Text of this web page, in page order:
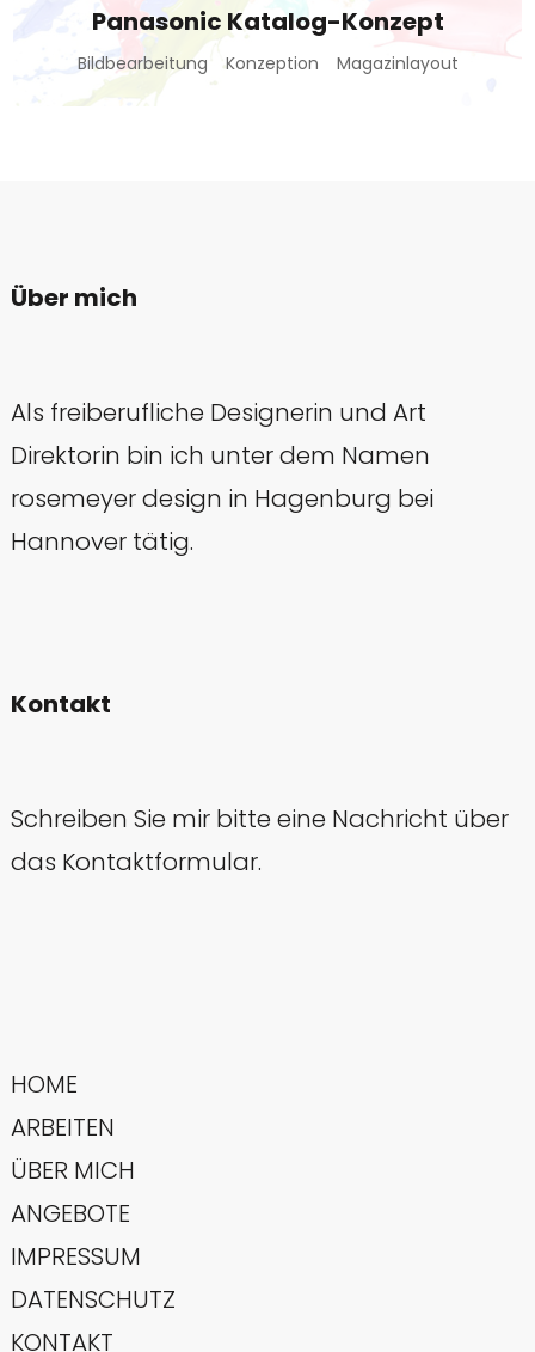
Panasonic Katalog-Konzept
Bildbearbeitung Konzeption Magazinlayout
Über mich
Als freiberufliche Designerin und Art
Direktorin bin ich unter dem Namen
rosemeyer design in Hagenburg bei
Hannover tätig.
Kontakt
Schreiben Sie mir bitte eine Nachricht über
das Kontaktformular.
HOME
ARBEITEN
ÜBER MICH
ANGEBOTE
IMPRESSUM
DATENSCHUTZ
KONTAKT